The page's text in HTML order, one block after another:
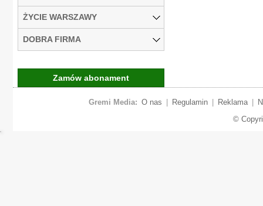
ŻYCIE WARSZAWY
DOBRA FIRMA
Zamów abonament
Gremi Media: O nas Regulamin Reklama
©